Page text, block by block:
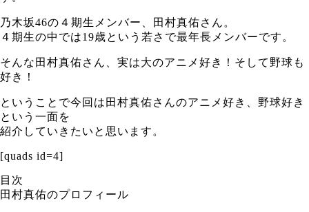
乃木坂46の４期生メンバー、田村真佑さん。
４期生の中では19歳という若さで最年長メンバーです。
そんな田村真佑さん、実は大のアニメ好き！そして野球も
好き！
ということで今回は田村真佑さんのアニメ好き、野球好き
という一面を
紹介していきたいと思います。
[quads id=4]
目次
田村真佑のプロフィール